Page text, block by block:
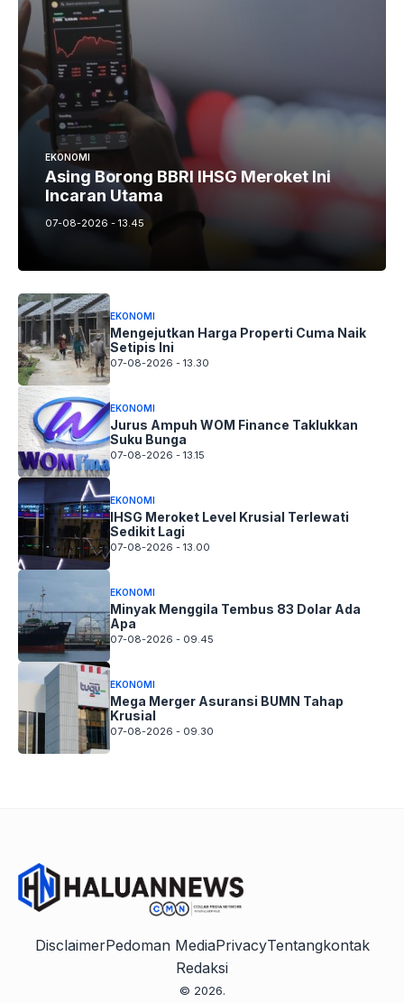
EKONOMI
Asing Borong BBRI IHSG Meroket Ini
Incaran Utama
07-08-2026 - 13.45
EKONOMI
Mengejutkan Harga Properti Cuma Naik
Setipis Ini
07-08-2026 - 13.30
EKONOMI
Jurus Ampuh WOM Finance Taklukkan
Suku Bunga
07-08-2026 - 13.15
EKONOMI
IHSG Meroket Level Krusial Terlewati
Sedikit Lagi
07-08-2026 - 13.00
EKONOMI
Minyak Menggila Tembus 83 Dolar Ada
Apa
07-08-2026 - 09.45
EKONOMI
Mega Merger Asuransi BUMN Tahap
Krusial
07-08-2026 - 09.30
DisclaimerPedoman MediaPrivacyTentangkontak
Redaksi
© 2026.